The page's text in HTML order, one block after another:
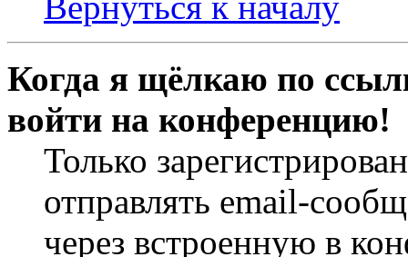
Когда я щёлкаю по
войти на конференцию!
Только
отправлять email-
через встроенную в